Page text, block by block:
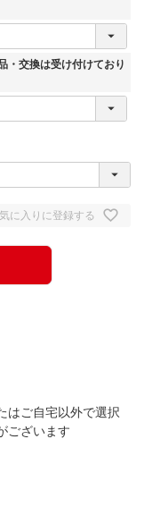
・交換は受け付けており
に入りに登録する
はご自宅以外で選択
ございます